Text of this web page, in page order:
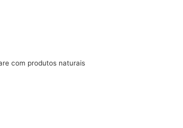
com produtos naturais